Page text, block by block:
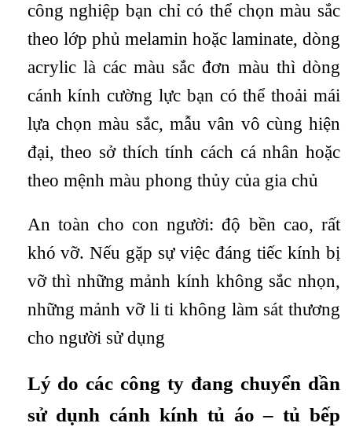
công nghiệp bạn chỉ có thể chọn màu sắc
theo lớp phủ melamin hoặc laminate, dòng
acrylic là các màu sắc đơn màu thì dòng
cánh kính cường lực bạn có thể thoải mái
lựa chọn màu sắc, mẫu vân vô cùng hiện
đại, theo sở thích tính cách cá nhân hoặc
theo mệnh màu phong thủy của gia chủ
An toàn cho con người: độ bền cao, rất
khó vỡ. Nếu gặp sự việc đáng tiếc kính bị
vỡ thì những mảnh kính không sắc nhọn,
những mảnh vỡ li ti không làm sát thương
cho người sử dụng
Lý do các công ty đang chuyển dần
sử dụnh cánh kính tủ áo – tủ bếp